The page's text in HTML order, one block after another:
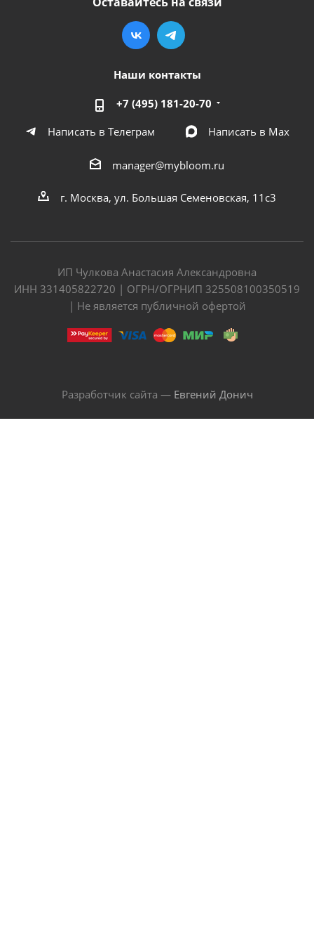
Наши контакты
+7 (495) 181-20-70
Написать в Телеграм
Написать в Мах
manager@mybloom.ru
г. Москва, ул. Большая Семеновская, 11с3
ИП Чулкова Анастасия Александровна
ИНН 331405822720 | ОГРН/ОГРНИП 325508100350519
| Не является публичной офертой
Разработчик сайта — Евгений Донич